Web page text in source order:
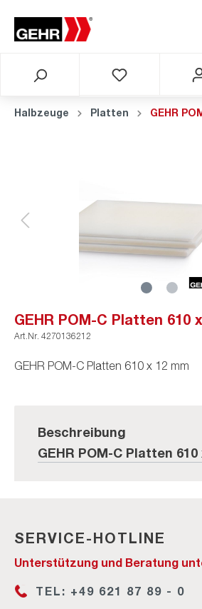
Halbzeuge Platten GEHR
GEHR POM-C Platten 610
Art.Nr. 4270136212
GEHR POM-C Platten 610 x 12 mm
Beschreibung
GEHR POM-C Platten 610
SERVICE-HOTLINE
Unterstützung und Beratung
TEL: +49 621 87 89 - 0